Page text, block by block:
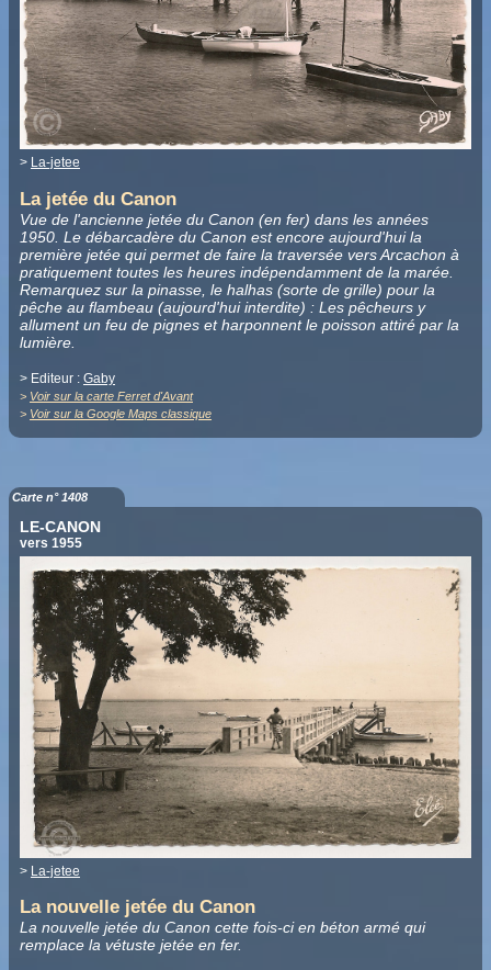
> La-jetee
La jetée du Canon
Vue de l'ancienne jetée du Canon (en fer) dans les années
1950. Le débarcadère du Canon est encore aujourd'hui la
première jetée qui permet de faire la traversée vers Arcachon à
pratiquement toutes les heures indépendamment de la marée.
Remarquez sur la pinasse, le halhas (sorte de grille) pour la
pêche au flambeau (aujourd'hui interdite) : Les pêcheurs y
allument un feu de pignes et harponnent le poisson attiré par la
lumière.
> Editeur : Gaby
> Voir sur la carte Ferret d'Avant
> Voir sur la Google Maps classique
Carte n° 1408
LE-CANON
vers 1955
> La-jetee
La nouvelle jetée du Canon
La nouvelle jetée du Canon cette fois-ci en béton armé qui
remplace la vétuste jetée en fer.